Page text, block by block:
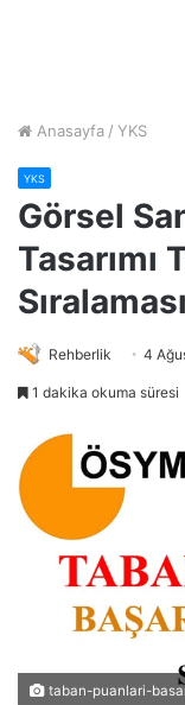
Anasayfa / YKS
YKS
Görsel
Tasarımı
Sıralaması
Rehberlik 4
1 dakika okuma süresi
taban-puanlari-